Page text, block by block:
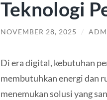
Teknologi
NOVEMBER 28, 2025 /
Di era digital, kebutuhan
membutuhkan energi dan
menemukan solusi yang